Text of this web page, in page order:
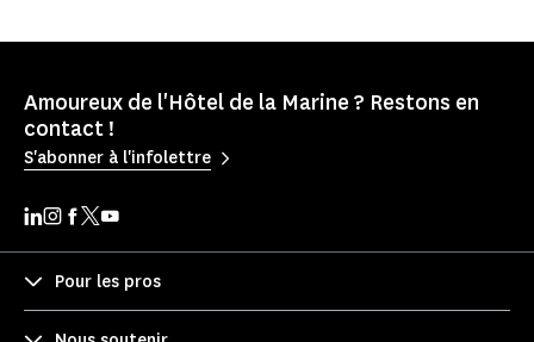
Amoureux de l'Hôtel de la Marine ? Restons en
contact !
S'abonner à l'infolettre
Pour les pros